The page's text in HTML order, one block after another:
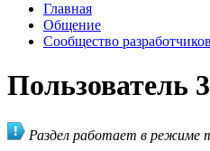
Главная
Общение
Сообщество разработчиков
Пользователь
Раздел работает в режиме